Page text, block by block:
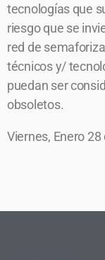
tecnologías que
riesgo que se
red de
técnicos y/
puedan ser
obsoletos.
Viernes, Enero 28